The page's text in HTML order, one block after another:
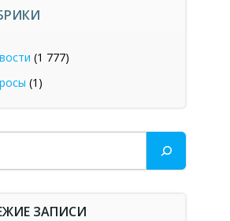
(1 777)
(1)
ЗАПИСИ